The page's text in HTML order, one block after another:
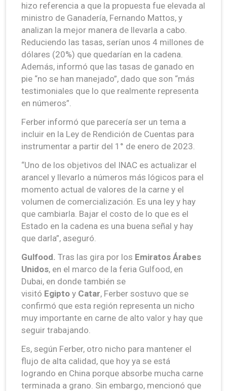
hizo referencia a que la propuesta fue elevada al
ministro de Ganadería, Fernando Mattos, y
analizan la mejor manera de llevarla a cabo.
Reduciendo las tasas, serían unos 4 millones de
dólares (20%) que quedarían en la cadena.
Además, informó que las tasas de ganado en
pie “no se han manejado”, dado que son “más
testimoniales que lo que realmente representa
en números”.
Ferber informó que parecería ser un tema a
incluir en la Ley de Rendición de Cuentas para
instrumentar a partir del 1° de enero de 2023.
“Uno de los objetivos del INAC es actualizar el
arancel y llevarlo a números más lógicos para el
momento actual de valores de la carne y el
volumen de comercialización. Es una ley y hay
que cambiarla. Bajar el costo de lo que es el
Estado en la cadena es una buena señal y hay
que darla”, aseguró.
Gulfood. Tras las gira por los Emiratos Árabes
Unidos, en el marco de la feria Gulfood, en
Dubai, en donde también se
visitó Egipto y Catar, Ferber sostuvo que se
confirmó que esta región representa un nicho
muy importante en carne de alto valor y hay que
seguir trabajando.
Es, según Ferber, otro nicho para mantener el
flujo de alta calidad, que hoy ya se está
logrando en China porque absorbe mucha carne
terminada a grano. Sin embargo, mencionó que